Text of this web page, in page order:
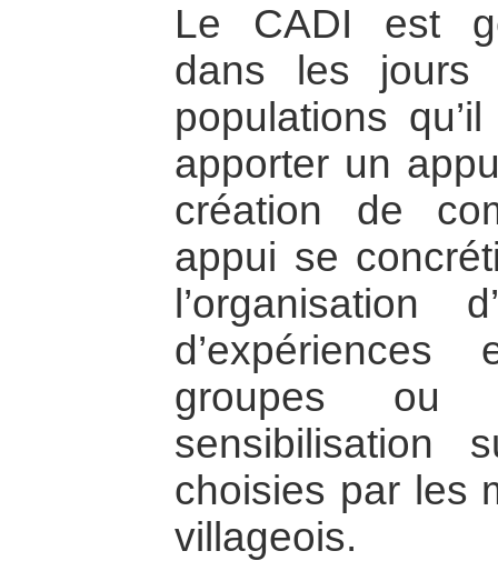
Le CADI est
dans les jours
populations
apporter un
création de
appui se
l’organisation
groupes ou
sensibilisation
choisies par les
villageois.